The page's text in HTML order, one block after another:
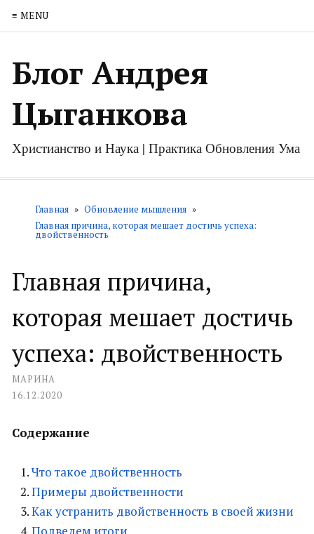
≡ MENU
Блог Андрея
Цыганкова
Христианство и Наука | Практика Обновления Ума
Главная » Обновление мышления »
Главная причина, которая мешает достичь успеха:
двойственность
Главная причина,
которая мешает достичь
успеха: двойственность
МАРИНА
16.12.2020
Содержание
Что такое двойственность
Примеры двойственности
Как устранить двойственность в своей жизни